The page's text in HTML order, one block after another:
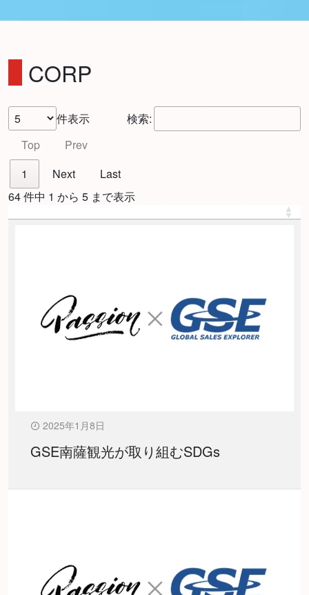
CORP
件表示
検索:
Top
Prev
1
Next
Last
64 件中 1 から 5 まで表示
2025年1月8日
GSE南薩観光が取り組むSDGs